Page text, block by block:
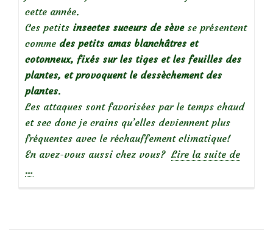
cette année.
Ces petits insectes suceurs de sèvese présentent
comme des petits amas blanchâtres et
cotonneux, fixés sur les tiges et les feuilles des
plantes, etprovoquent le dessèchement des
plantes.
Les attaques sont favorisées par le temps chaud
et sec donc je crains qu’elles deviennent plus
fréquentes avec le réchauffement climatique!
En avez-vous aussi chez vous? Lire la suite deà
…